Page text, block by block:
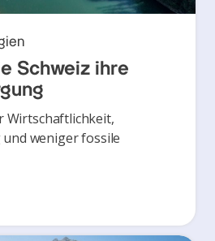
Schweiz ihre
Wirtschaftlichkeit,
weniger fossile